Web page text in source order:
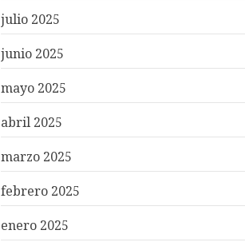
julio 2025
junio 2025
mayo 2025
abril 2025
marzo 2025
febrero 2025
enero 2025